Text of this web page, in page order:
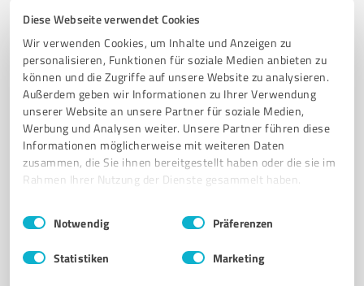
Diese Webseite verwendet Cookies
Wir verwenden Cookies, um Inhalte und Anzeigen zu
personalisieren, Funktionen für soziale Medien anbieten zu
können und die Zugriffe auf unsere Website zu analysieren.
Außerdem geben wir Informationen zu Ihrer Verwendung
unserer Website an unsere Partner für soziale Medien,
Werbung und Analysen weiter. Unsere Partner führen diese
Informationen möglicherweise mit weiteren Daten
zusammen, die Sie ihnen bereitgestellt haben oder die sie im
Rahmen Ihrer Nutzung der Dienste gesammelt haben.
Impressum Datenschutzbestimmungen
Einwilligungsauswahl
Notwendig Präferenzen
Statistiken Marketing
20Bewertungen (1 Quelle)
5 Training
Körperformen Ilmenau
Ihr EMS Gesundheitsstudio in Ilmenau
EMS TRAINING ILMENAU EMS STUDIO ILMENAU EMS ILMENAU
PERSONAL TRAINER ILMENAU FITNESS ILMENAU